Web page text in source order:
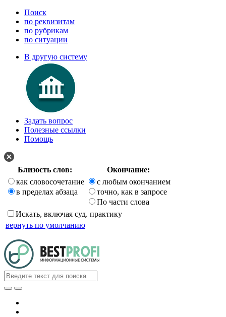
Поиск
по реквизитам
по рубрикам
по ситуации
В другую систему
Задать вопрос
Полезные ссылки
Помощь
Близость слов:
Окончание:
как словосочетание
в пределах абзаца
с любым окончанием
точно, как в запросе
По части слова
Искать, включая суд. практику
вернуть по умолчанию